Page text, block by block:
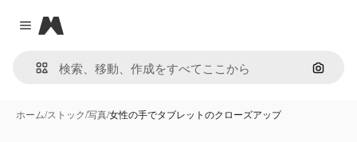
Close menu
Magnific
画像で
ホーム/ストック/写真/女性の手でタブレットのクローズアップ